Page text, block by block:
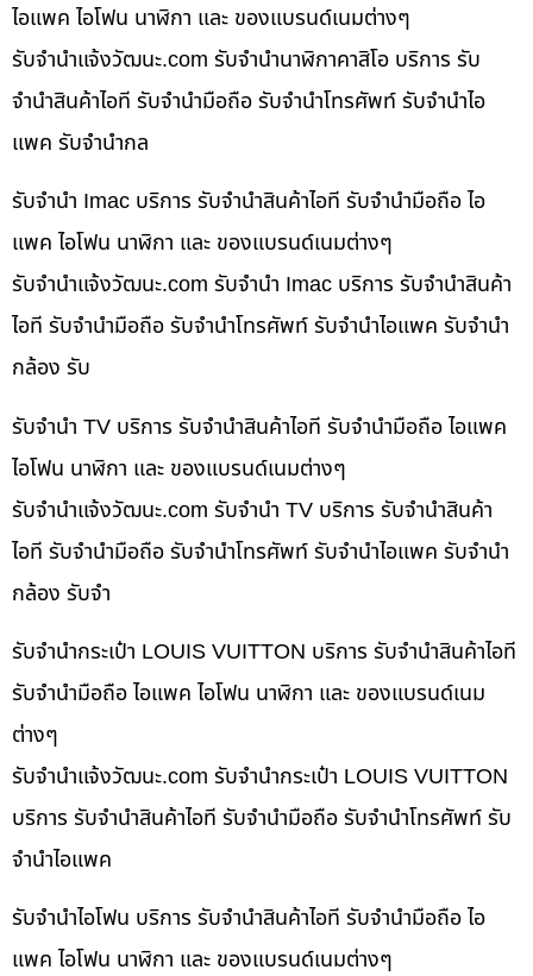
ไอแพค ไอโฟน นาฬิกา และ ของแบรนด์เนมต่างๆ
รับจํานําแจ้งวัฒนะ.com รับจำนำนาฬิกาคาสิโอ บริการ รับ
จำนำสินค้าไอที รับจำนำมือถือ รับจำนำโทรศัพท์ รับจำนำไอ
แพค รับจำนำกล
รับจำนำ Imac บริการ รับจำนำสินค้าไอที รับจำนำมือถือ ไอ
แพค ไอโฟน นาฬิกา และ ของแบรนด์เนมต่างๆ
รับจํานําแจ้งวัฒนะ.com รับจำนำ Imac บริการ รับจำนำสินค้า
ไอที รับจำนำมือถือ รับจำนำโทรศัพท์ รับจำนำไอแพค รับจำนำ
กล้อง รับ
รับจำนำ TV บริการ รับจำนำสินค้าไอที รับจำนำมือถือ ไอแพค
ไอโฟน นาฬิกา และ ของแบรนด์เนมต่างๆ
รับจํานําแจ้งวัฒนะ.com รับจำนำ TV บริการ รับจำนำสินค้า
ไอที รับจำนำมือถือ รับจำนำโทรศัพท์ รับจำนำไอแพค รับจำนำ
กล้อง รับจำ
รับจำนำกระเป๋า LOUIS VUITTON บริการ รับจำนำสินค้าไอที
รับจำนำมือถือ ไอแพค ไอโฟน นาฬิกา และ ของแบรนด์เนม
ต่างๆ
รับจํานําแจ้งวัฒนะ.com รับจำนำกระเป๋า LOUIS VUITTON
บริการ รับจำนำสินค้าไอที รับจำนำมือถือ รับจำนำโทรศัพท์ รับ
จำนำไอแพค
รับจำนำไอโฟน บริการ รับจำนำสินค้าไอที รับจำนำมือถือ ไอ
แพค ไอโฟน นาฬิกา และ ของแบรนด์เนมต่างๆ